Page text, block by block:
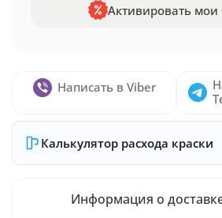
Активировать мои
Написать в Viber
Калькулятор расхода краски
Информация о